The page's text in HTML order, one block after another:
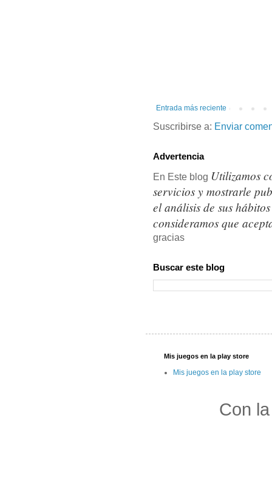
Entrada más reciente
Suscribirse a: Enviar
Advertencia
En Este blog Utilizamos
servicios y mostrarle
el análisis de sus
consideramos que
gracias
Buscar este blog
Mis juegos en la play store
Mis juegos en la play store
Con